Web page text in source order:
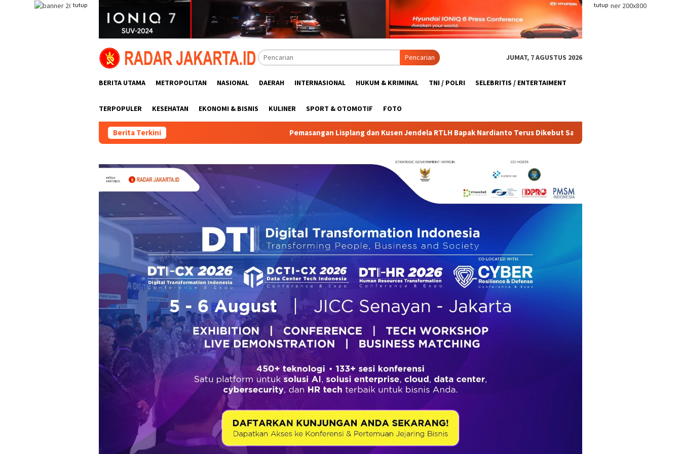
tutup tutup
Pencarian JUMAT, 7 AGUSTUS 2026
BERITA UTAMA METROPOLITAN NASIONAL DAERAH INTERNASIONAL HUKUM & KRIMINAL TNI / POLRI SELEBRITIS / ENTERTAIMENT
TERPOPULER KESEHATAN EKONOMI & BISNIS KULINER SPORT & OTOMOTIF FOTO
Berita Terkini Pemasangan Lisplang dan Kusen Jendela RTLH Bapak Nardianto Terus Dikebut Satgas TMMD Ke-129